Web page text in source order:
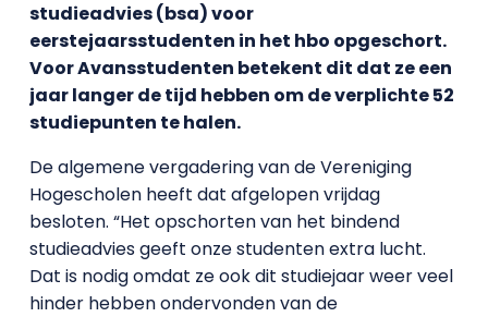
studieadvies (bsa) voor
eerstejaarsstudenten in het hbo opgeschort.
Voor Avansstudenten betekent dit dat ze een
jaar langer de tijd hebben om de verplichte 52
studiepunten te halen.
De algemene vergadering van de Vereniging
Hogescholen heeft dat afgelopen vrijdag
besloten. “Het opschorten van het bindend
studieadvies geeft onze studenten extra lucht.
Dat is nodig omdat ze ook dit studiejaar weer veel
hinder hebben ondervonden van de